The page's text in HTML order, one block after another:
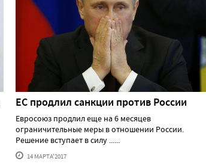
ЕС продлил санкции против России
Евросоюз продлил еще на 6 месяцев
ограничительные меры в отношении России.
Решение вступает в силу ......
14 МАРТА'2017